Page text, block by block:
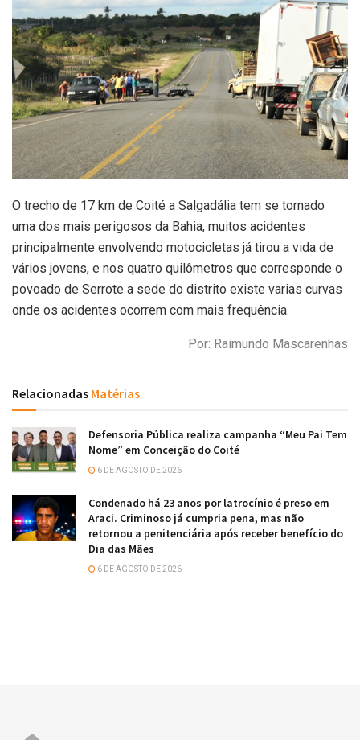
O trecho de 17 km de Coité a Salgadália tem se tornado
uma dos mais perigosos da Bahia, muitos acidentes
principalmente envolvendo motocicletas já tirou a vida de
vários jovens, e nos quatro quilômetros que corresponde o
povoado de Serrote a sede do distrito existe varias curvas
onde os acidentes ocorrem com mais frequência.
Por: Raimundo Mascarenhas
Relacionadas Matérias
Defensoria Pública realiza campanha “Meu Pai Tem
Nome” em Conceição do Coité
6 DE AGOSTO DE 2026
Condenado há 23 anos por latrocínio é preso em
Araci. Criminoso já cumpria pena, mas não
retornou a penitenciária após receber benefício do
Dia das Mães
6 DE AGOSTO DE 2026